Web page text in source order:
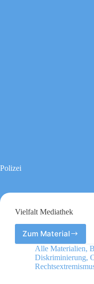
Polizei
Vielfalt Mediathek
Zum Material
Vielfalt
Mediathek
Alle Materialien,
Diskriminierung,